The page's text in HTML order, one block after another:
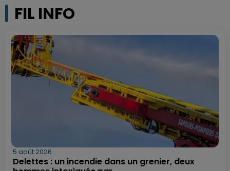
FIL INFO
5 août 2026
Delettes : un incendie dans un grenier, deux